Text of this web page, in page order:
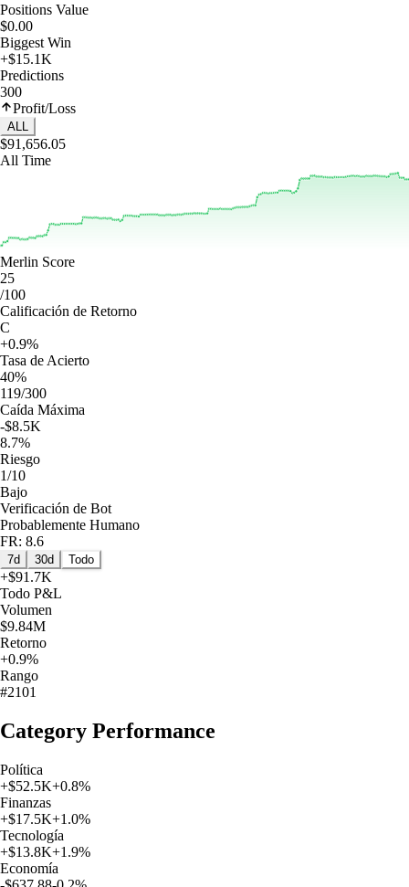
Positions Value
$0.00
Biggest Win
+$15.1K
Predictions
300
Profit/Loss
ALL
$91,656.05
All Time
Merlin Score
25
/100
Calificación de Retorno
C
+0.9%
Tasa de Acierto
40%
119/300
Caída Máxima
-$8.5K
8.7%
Riesgo
1/10
Bajo
Verificación de Bot
Probablemente Humano
FR: 8.6
7d 30d Todo
+$91.7K
Todo P&L
Volumen
$9.84M
Retorno
+0.9%
Rango
#2101
Category Performance
Política
+$52.5K+0.8%
Finanzas
+$17.5K+1.0%
Tecnología
+$13.8K+1.9%
Economía